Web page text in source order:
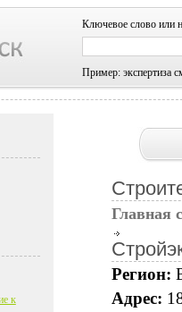
Ключевое слово или
Пример: экспертиза
Главная
Регион:
Адрес:
к